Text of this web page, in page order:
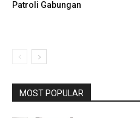
Patroli Gabungan
MOST POPULAR